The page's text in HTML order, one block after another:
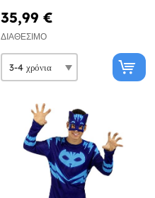
35,99 €
ΔΙΑΘΈΣΙΜΟ